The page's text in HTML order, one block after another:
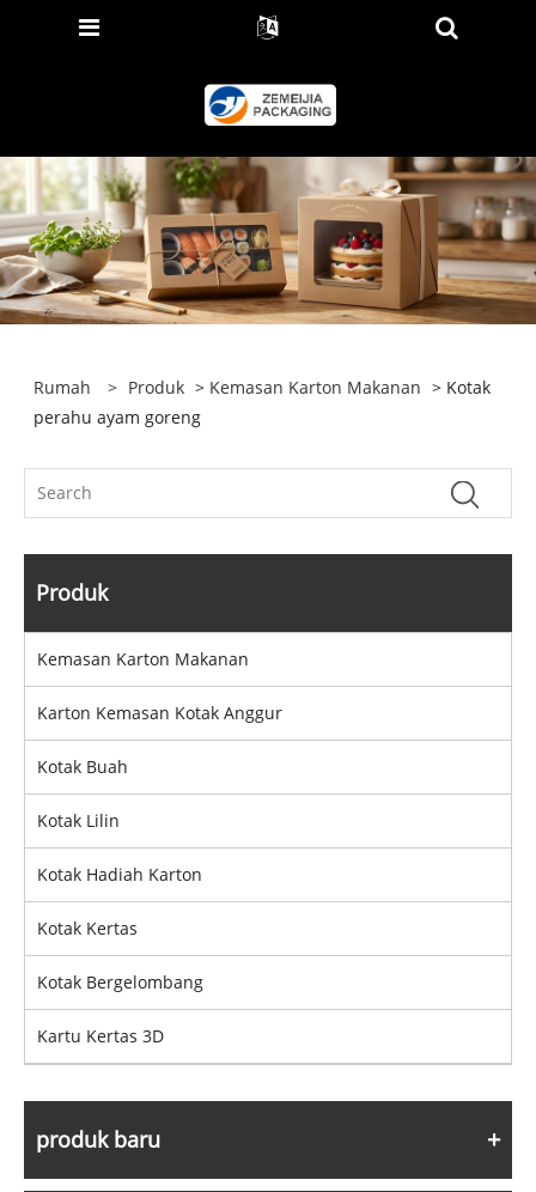
Rumah > Produk > Kemasan Karton Makanan > Kotak
perahu ayam goreng
Produk
Kemasan Karton Makanan
Karton Kemasan Kotak Anggur
Kotak Buah
Kotak Lilin
Kotak Hadiah Karton
Kotak Kertas
Kotak Bergelombang
Kartu Kertas 3D
produk baru